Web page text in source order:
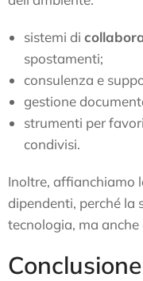
sistemi di
spostamenti;
consulenza e
gestione
strumenti per
condivisi.
Inoltre, affianchiamo
dipendenti, perché la
tecnologia, ma
Conclusione